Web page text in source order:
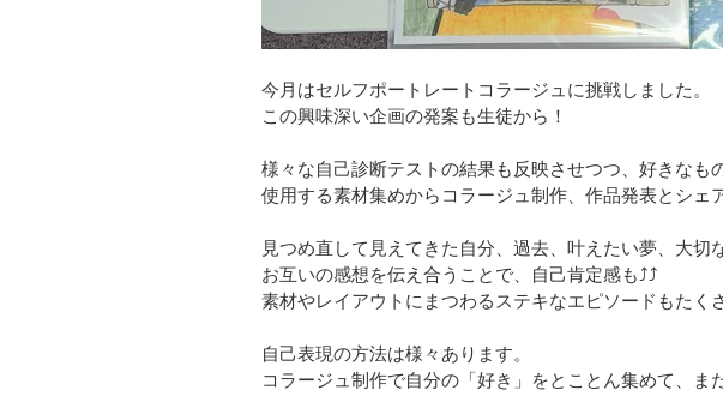
今月はセルフポートレートコラージュに挑戦しました。
この興味深い企画の発案も生徒から！
様々な自己診断テストの結果も反映させつつ、好きな
使用する素材集めからコラージュ制作、作品発表とシェ
見つめ直して見えてきた自分、過去、叶えたい夢、大切
お互いの感想を伝え合うことで、自己肯定感も⤴⤴
素材やレイアウトにまつわるステキなエピソードもたく
自己表現の方法は様々あります。
コラージュ制作で自分の「好き」をとことん集めて、ま